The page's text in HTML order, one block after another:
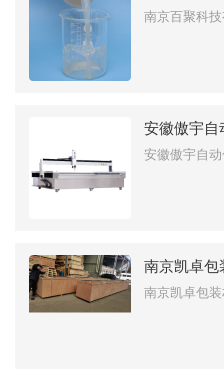
南京百聚科
安徽傲宇
公司
安徽傲宇自
南京凯卓包
南京凯卓包